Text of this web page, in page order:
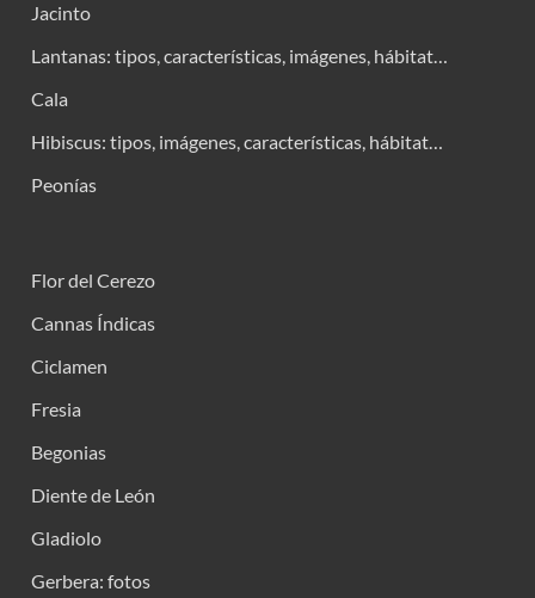
Jacinto
Lantanas: tipos, características, imágenes, hábitat…
Cala
Hibiscus: tipos, imágenes, características, hábitat…
Peonías
Flor del Cerezo
Cannas Índicas
Ciclamen
Fresia
Begonias
Diente de León
Gladiolo
Gerbera: fotos